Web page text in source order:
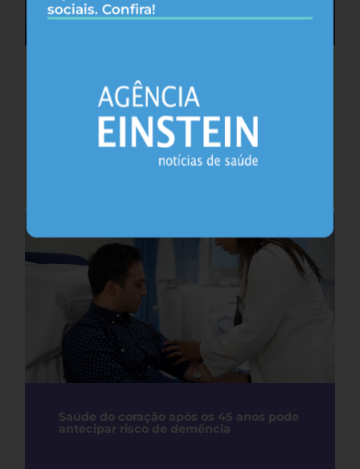
sociais. Confira!
Cafeína pode ajudar na memória após
privação do sono, sugere estudo
Saúde do coração após os 45 anos pode
antecipar risco de demência